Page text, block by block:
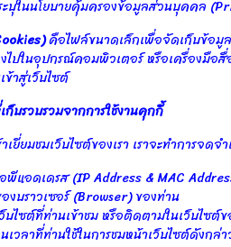
ะบุในนโยบายคุ้มครองข้อมูลส่วนบุคคล
คือไฟล์ขนาดเล็กเพื่อจัดเก็บข้อมูล
ปในอุปกรณ์คอมพิวเตอร์ หรือเครื่องมือสื่
าสู่เว็บไซต์
บรวบรวมจากการใช้งานคุกกี้
เยี่ยมชมเว็บไซต์ของเรา เราจะทำการจ
แอดเดรส (IP Address & MAC
บราวเซอร์ (Browser) ของท่าน
ไซต์ที่ท่านเข้าชม หรือติดตามในเว็บไซต์ข
วลาที่ท่านใช้ในการชมหน้าเว็บไซต์ดังกล่